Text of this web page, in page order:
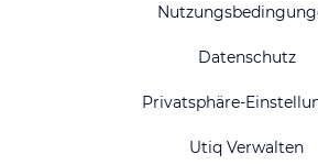
Datenschutz
Privatsphäre-
Utiq Verwalten